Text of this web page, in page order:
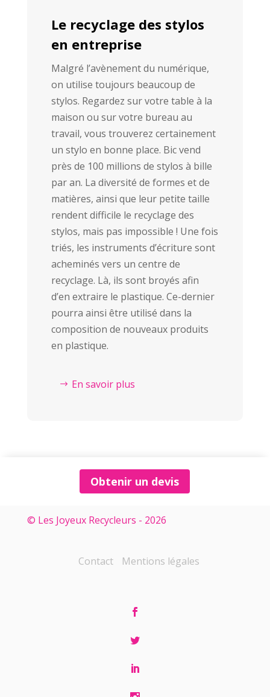
Le recyclage des stylos
en entreprise
Malgré l’avènement du numérique,
on utilise toujours beaucoup de
stylos. Regardez sur votre table à la
maison ou sur votre bureau au
travail, vous trouverez certainement
un stylo en bonne place. Bic vend
près de 100 millions de stylos à bille
par an. La diversité de formes et de
matières, ainsi que leur petite taille
rendent difficile le recyclage des
stylos, mais pas impossible ! Une fois
triés, les instruments d’écriture sont
acheminés vers un centre de
recyclage. Là, ils sont broyés afin
d’en extraire le plastique. Ce-dernier
pourra ainsi être utilisé dans la
composition de nouveaux produits
en plastique.
En savoir plus
Obtenir un devis
© Les Joyeux Recycleurs - 2026
Contact Mentions légales